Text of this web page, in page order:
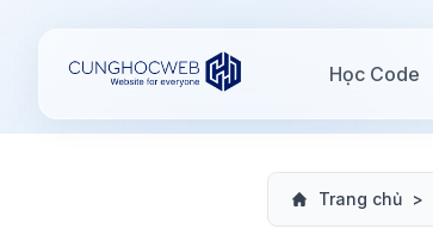
Học Code
Trang chủ >